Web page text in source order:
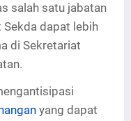
salah satu jabatan
dapat lebih
di Sekretariat
yang dapat